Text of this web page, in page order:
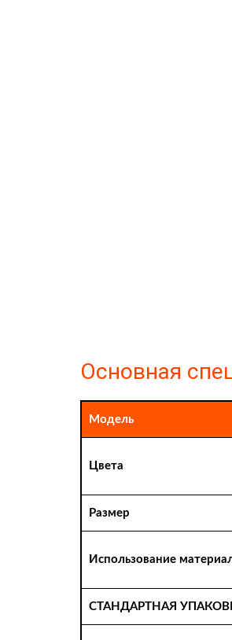
Основная
Модель
Цвета
Размер
Использование
СТАНДАРТНАЯ